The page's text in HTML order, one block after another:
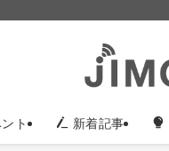
ト 新着記事